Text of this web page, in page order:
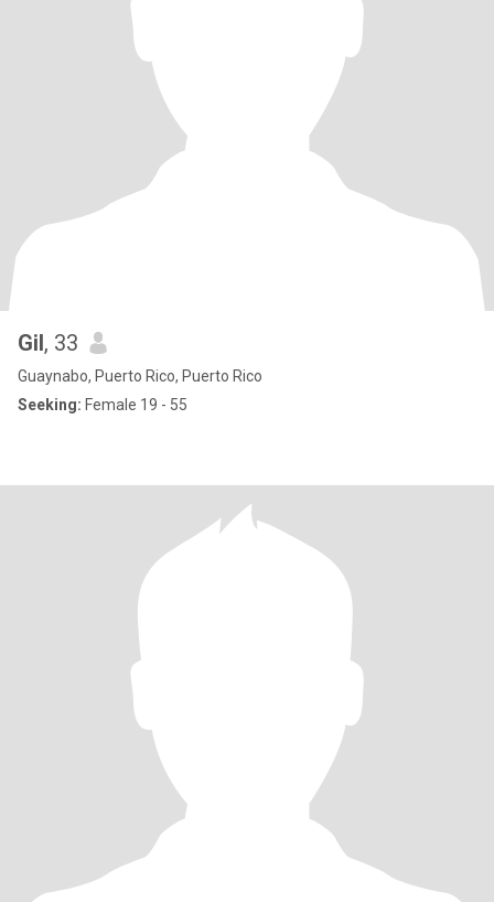
Gil, 33
Guaynabo, Puerto Rico, Puerto Rico
Seeking: Female 19 - 55